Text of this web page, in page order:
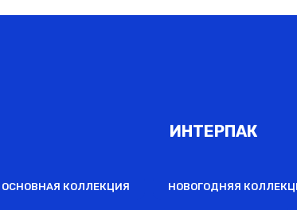
ИНТЕРПАК
ОСНОВНАЯ КОЛЛЕКЦИЯ НОВОГОДНЯЯ